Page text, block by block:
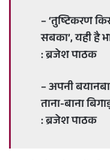
– ‘तुष्टिकरण
सबका’, यही है
: ब्रजेश पाठक
– अपनी
ताना-बाना
: ब्रजेश पाठक